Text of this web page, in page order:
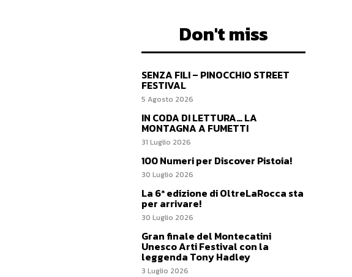
Don't miss
SENZA FILI – PINOCCHIO STREET
FESTIVAL
5 Agosto 2026
IN CODA DI LETTURA… LA
MONTAGNA A FUMETTI
31 Luglio 2026
100 Numeri per Discover Pistoia!
30 Luglio 2026
La 6ª edizione di OltreLaRocca sta
per arrivare!
30 Luglio 2026
Gran finale del Montecatini
Unesco Arti Festival con la
leggenda Tony Hadley
3 Luglio 2026